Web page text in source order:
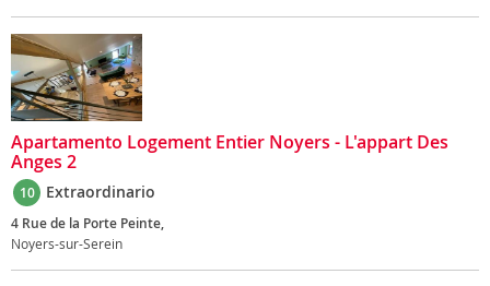
Apartamento Logement Entier Noyers - L'appart Des
Anges 2
10 Extraordinario
4 Rue de la Porte Peinte,
Noyers-sur-Serein